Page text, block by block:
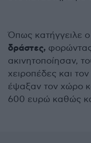
Όπως κατήγγειλε
δράστες,
ακινητοποίησαν,
χειροπέδες και
έψαξαν τον χώρο
600 ευρώ καθώς